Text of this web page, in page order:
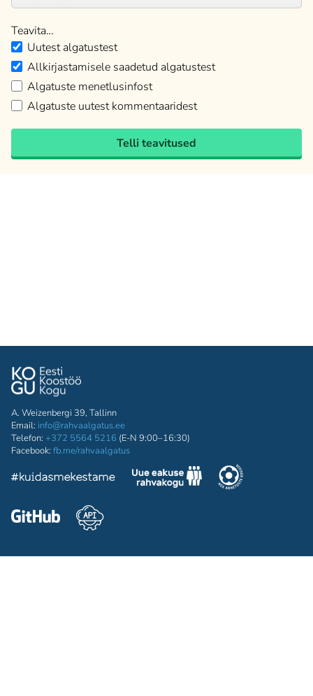
Teavita…
Uutest algatustest
Allkirjastamisele saadetud algatustest
Algatuste menetlusinfost
Algatuste uutest kommentaaridest
Telli teavitused
A. Weizenbergi 39, Tallinn
Email: info@rahvaalgatus.ee
Telefon: +372 5564 5216 (E-N 9:00–16:30)
Facebook: fb.me/rahvaalgatus